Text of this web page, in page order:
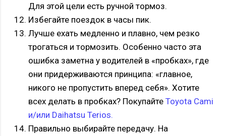
Для этой цели есть ручной тормоз.
Избегайте поездок в часы пик.
Лучше ехать медленно и плавно, чем резко
трогаться и тормозить. Особенно часто эта
ошибка заметна у водителей в «пробках», где
они придерживаются принципа: «главное,
никого не пропустить вперед себя». Хотите
всех делать в пробках? Покупайте Toyota Cami
и/или Daihatsu Terios.
Правильно выбирайте передачу. На